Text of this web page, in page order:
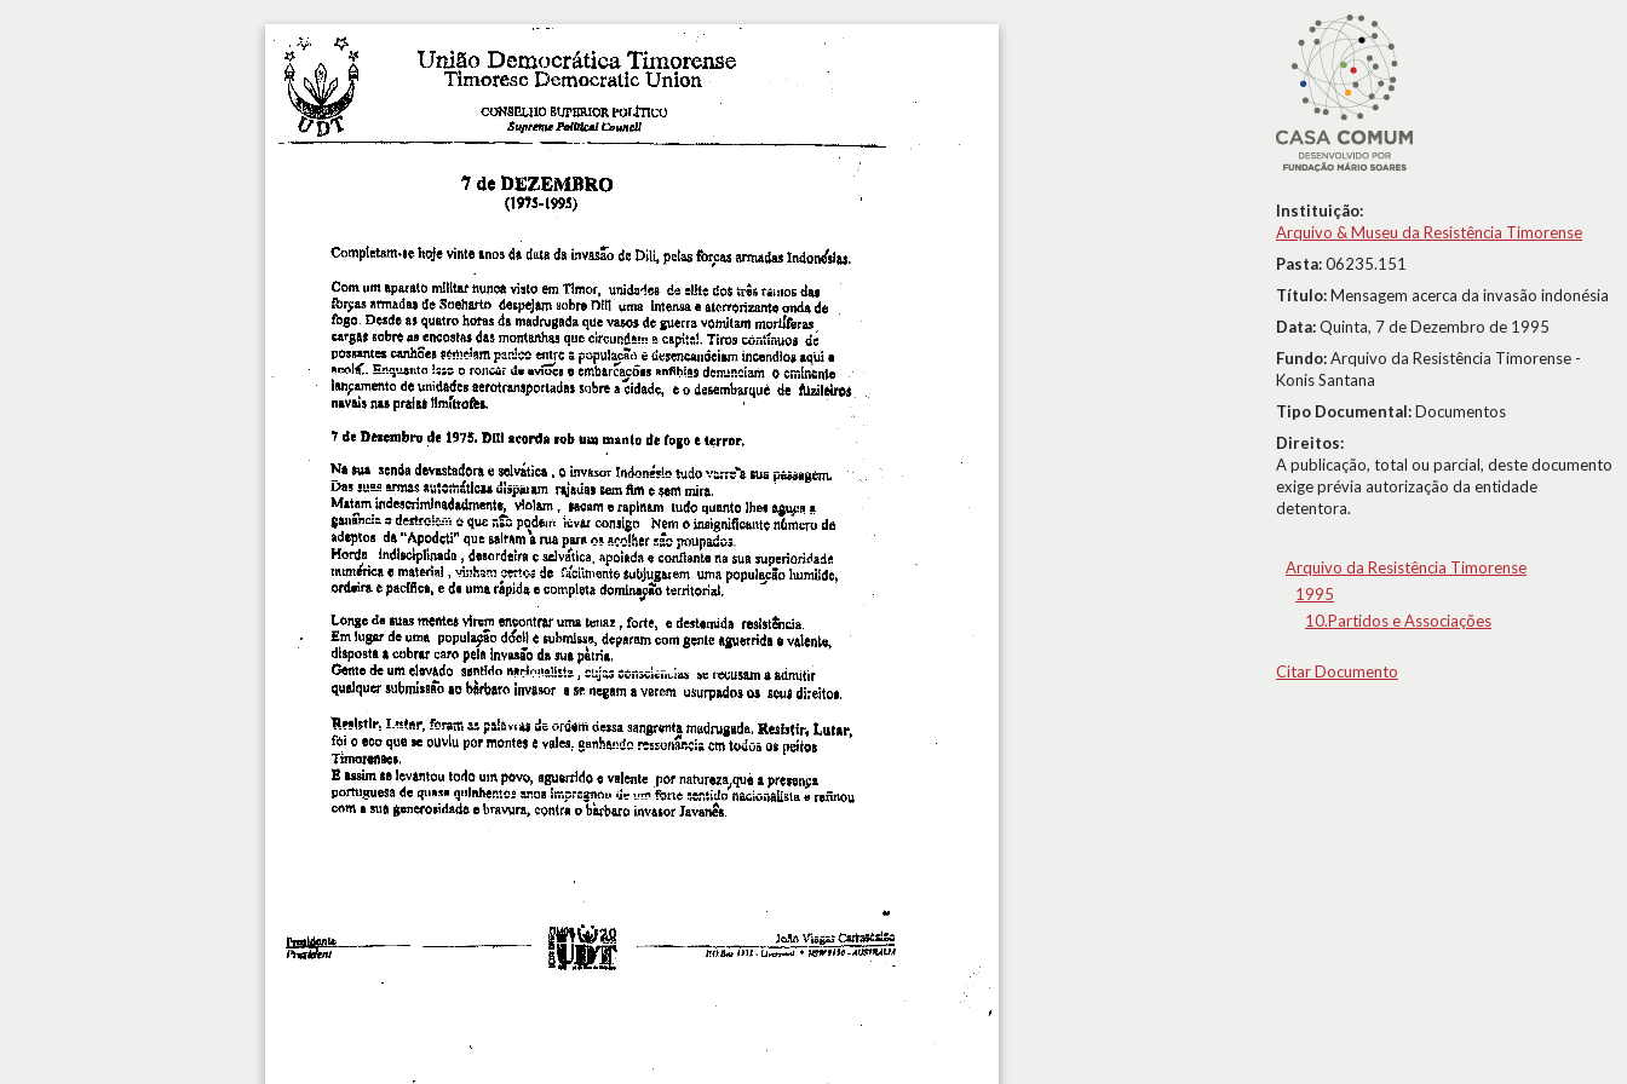
Instituição:
Arquivo & Museu da Resistência Timorense
Pasta:06235.151
Título:Mensagem acerca da invasão indonésia
Data:Quinta, 7 de Dezembro de 1995
Fundo:Arquivo da Resistência Timorense -
Konis Santana
Tipo Documental:Documentos
Direitos:
A publicação, total ou parcial, deste documento
exige prévia autorização da entidade
detentora.
Arquivo da Resistência Timorense
1995
10.Partidos e Associações
Citar Documento